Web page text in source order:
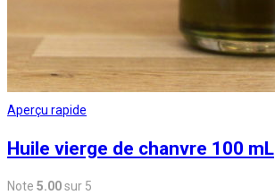
Aperçu rapide
Huile vierge de chanvre 100 mL
Note 5.00sur 5